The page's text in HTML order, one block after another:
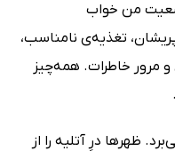
من خواب
تغذیه‌ی نامناسب،
و مرور خاطرات. همه‌چیز
ظهرها درِ آتلیه را از